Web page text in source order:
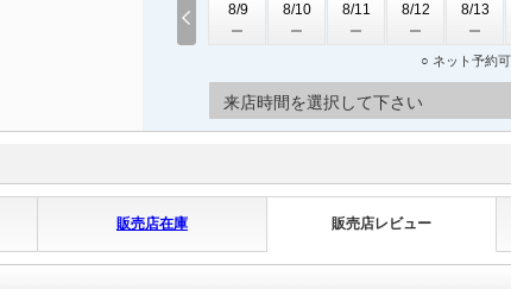
8/9 8/10 8/11 8/12 8/13
○ ネット予約
来店時間を選択して下さい
販売店在庫 販売店レビュー